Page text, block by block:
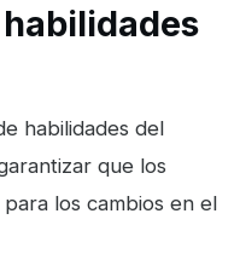
habilidades
habilidades del
que los
los cambios en el